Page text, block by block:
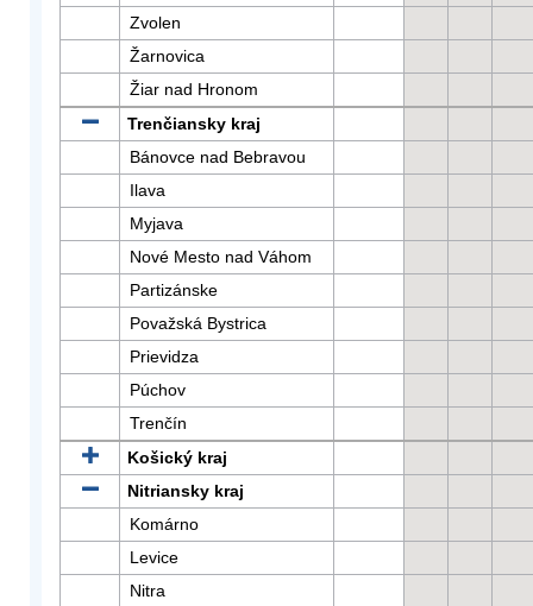
Zvolen
Žarnovica
Žiar nad Hronom
Trenčiansky kraj
Bánovce nad Bebravou
Ilava
Myjava
Nové Mesto nad Váhom
Partizánske
Považská Bystrica
Prievidza
Púchov
Trenčín
Košický kraj
Nitriansky kraj
Komárno
Levice
Nitra